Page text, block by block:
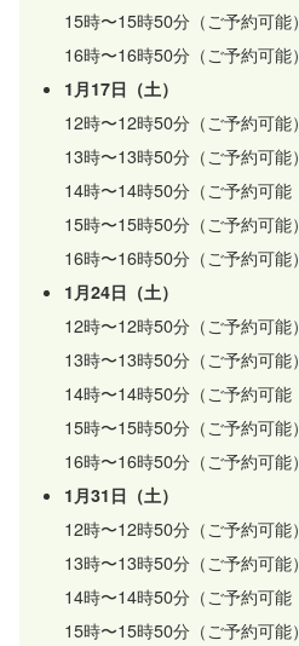
15時〜15時50分（ご予約可能）
16時〜16時50分（ご予約可能）
1月17日（土）
12時〜12時50分（ご予約可能）
13時〜13時50分（ご予約可能）
14時〜14時50分（ご予約可能
15時〜15時50分（ご予約可能）
16時〜16時50分（ご予約可能）
1月24日（土）
12時〜12時50分（ご予約可能）
13時〜13時50分（ご予約可能）
14時〜14時50分（ご予約可能
15時〜15時50分（ご予約可能）
16時〜16時50分（ご予約可能）
1月31日（土）
12時〜12時50分（ご予約可能）
13時〜13時50分（ご予約可能）
14時〜14時50分（ご予約可能
15時〜15時50分（ご予約可能）